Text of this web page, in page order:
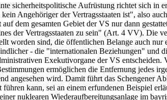
sicherheitspolitische Aufrüstung richtet sich
Angehöriger der Vertragsstaaten ist", also
dem gesamten Gebiet der VS nur dann
der Vertragsstaaten zu sein" (Art. 4 VV). Die
worden sind, die öffentlichen Belange auch
- die "internationalen Beziehungen" und
Exekutivorgane der VS
ermöglichen die Entfernung jedes
angesehen wird. Damit führt das Schengener
kann, sei an einem erfundenen Beispiel
nuklearen Wiederaufbereitungsanlage im